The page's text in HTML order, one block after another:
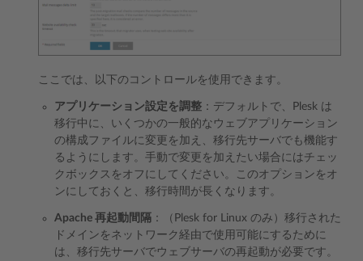
ここでは、以下のコントロールを使用できます。
アプリケーション設定を調整 ：デフォルトで、Plesk は
移行中に、いくつかの一般的なウェブアプリケーション
の構成ファイルに変更を加え、移行先サーバでも機能す
るようにします。手動で変更を加えたい場合にはチェッ
クボックスをオフにしてください。このオプションをオ
ンにしておくと、移行時間が長くなります。
Apache 再起動間隔 ：（Plesk for Linux のみ）移行された
ドメインをネットワーク経由で使用可能にするために
は、移行先サーバでウェブサーバの再起動が必要です。